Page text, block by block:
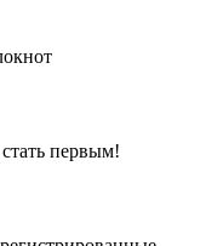
первым!